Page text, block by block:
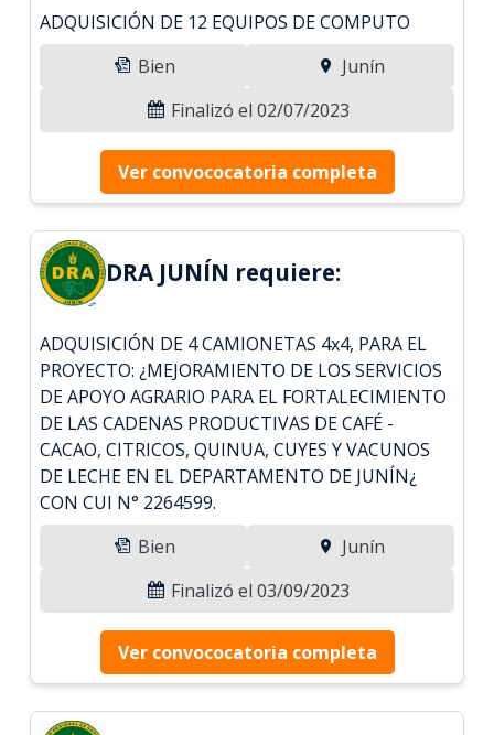
ADQUISICIÓN DE 12 EQUIPOS DE COMPUTO
Bien
Junín
Finalizó el 02/07/2023
Ver convococatoria completa
DRA JUNÍN requiere:
ADQUISICIÓN DE 4 CAMIONETAS 4x4, PARA EL
PROYECTO: ¿MEJORAMIENTO DE LOS SERVICIOS
DE APOYO AGRARIO PARA EL FORTALECIMIENTO
DE LAS CADENAS PRODUCTIVAS DE CAFÉ -
CACAO, CITRICOS, QUINUA, CUYES Y VACUNOS
DE LECHE EN EL DEPARTAMENTO DE JUNÍN¿
CON CUI N° 2264599.
Bien
Junín
Finalizó el 03/09/2023
Ver convococatoria completa